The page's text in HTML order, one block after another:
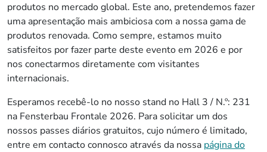
produtos no mercado global. Este ano, pretendemos fazer
uma apresentação mais ambiciosa com a nossa gama de
produtos renovada. Como sempre, estamos muito
satisfeitos por fazer parte deste evento em 2026 e por
nos conectarmos diretamente com visitantes
internacionais.
Esperamos recebê-lo no nosso stand no Hall 3 / N.º: 231
na Fensterbau Frontale 2026. Para solicitar um dos
nossos passes diários gratuitos, cujo número é limitado,
entre em contacto connosco através da nossa página do